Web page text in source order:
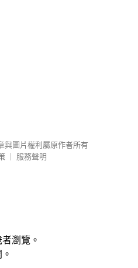
與圖片權利屬原作者所有
服務聲明
瀏覽。